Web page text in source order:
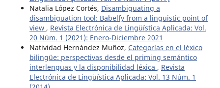
Natalia López Cortés, Disambiguating a
disambiguation tool: Babelfy from a linguistic point of
view , Revista Electrónica de Lingüística Aplicada: Vol.
20 Núm. 1 (2021): Enero-Diciembre 2021
Natividad Hernández Muñoz, Categorías en el léxico
bilingüe: perspectivas desde el priming semántico
interlenguas y la disponibilidad léxica , Revista
Electrónica de Lingüística Aplicada: Vol. 13 Núm. 1